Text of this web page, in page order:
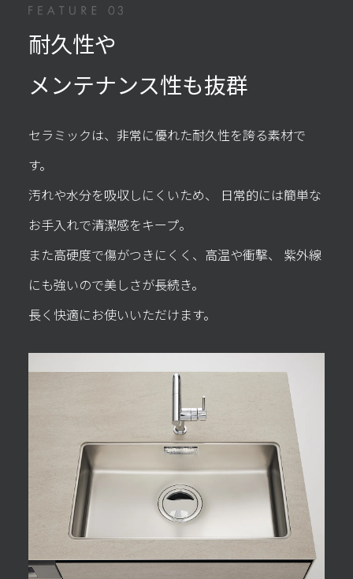
耐久性や
メンテナンス性も抜群
セラミックは、非常に優れた耐久性を誇る素材で
す。
汚れや水分を吸収しにくいため、
日常的には簡単な
お手入れで清潔感をキープ。
また高硬度で傷がつきにくく、高温や衝撃、
紫外線
にも強いので美しさが長続き。
長く快適にお使いいただけます。